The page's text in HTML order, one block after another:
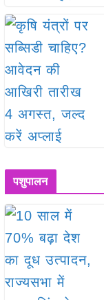
पशुपालन